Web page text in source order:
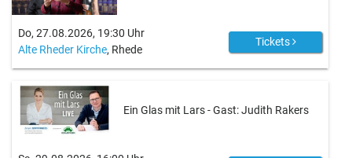
Do, 27.08.2026, 19:30 Uhr
Alte Rheder Kirche, Rhede
Tickets
Ein Glas mit Lars - Gast: Judith Rakers